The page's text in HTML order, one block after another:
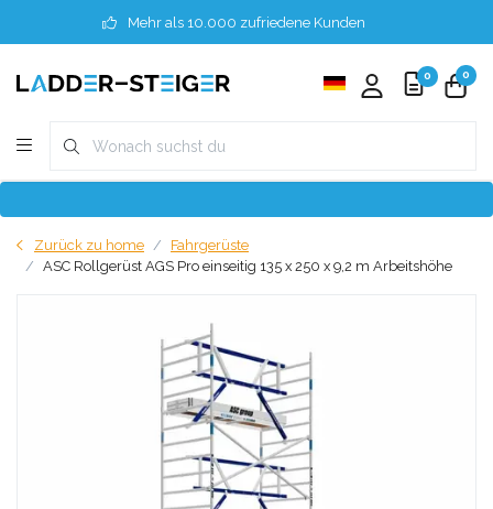
Mehr als 10.000 zufriedene Kunden
0 0
Zurück zu home
Fahrgerüste
ASC Rollgerüst AGS Pro einseitig 135 x 250 x 9,2 m Arbeitshöhe